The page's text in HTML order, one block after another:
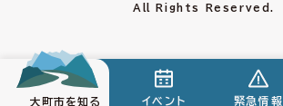
イベント 緊急情報
All Rights Reserved.